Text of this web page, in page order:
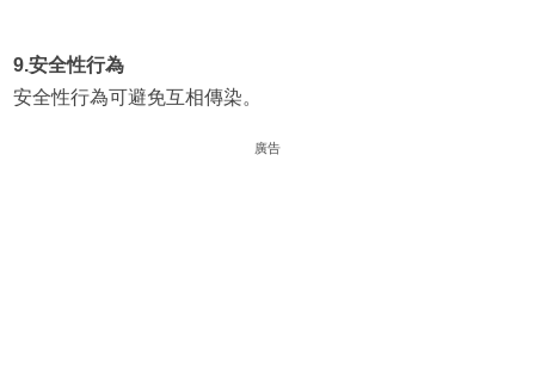
9.安全性行為
安全性行為可避免互相傳染。
廣告